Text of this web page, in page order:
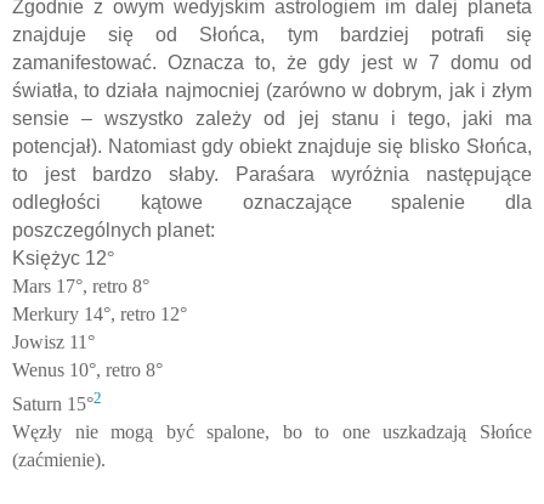
Zgodnie z owym wedyjskim astrologiem im dalej planeta
znajduje się od Słońca, tym bardziej potrafi się
zamanifestować. Oznacza to, że gdy jest w 7 domu od
światła, to działa najmocniej (zarówno w dobrym, jak i złym
sensie – wszystko zależy od jej stanu i tego, jaki ma
potencjał). Natomiast gdy obiekt znajduje się blisko Słońca,
to jest bardzo słaby. Paraśara wyróżnia następujące
odległości kątowe oznaczające spalenie dla
poszczególnych planet:
Księżyc 12°
Mars 17°, retro 8°
Merkury 14°, retro 12°
Jowisz 11°
Wenus 10°, retro 8°
Saturn 15°2
Węzły nie mogą być spalone, bo to one uszkadzają Słońce
(zaćmienie).